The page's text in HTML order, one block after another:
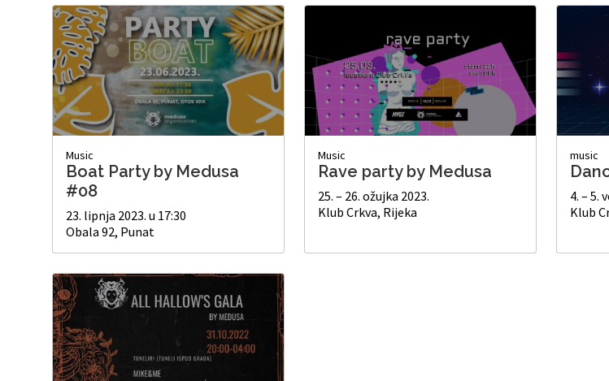
Music
Boat Party by Medusa
#08
23. lipnja 2023. u 17:30
Obala 92, Punat
Music
Rave party by Medusa
25. – 26. ožujka 2023.
Klub Crkva, Rijeka
music
4. – 5.
Klub